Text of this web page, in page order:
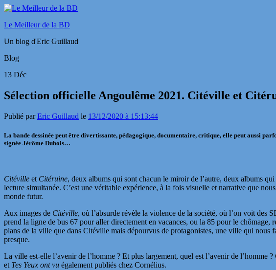
Le Meilleur de la BD
Un blog d'Eric Guillaud
Blog
13 Déc
Sélection officielle Angoulême 2021. Citéville et
Publié parEric Guillaud le 13/12/2020 à 15:13:44
La bande dessinée peut être divertissante, pédagogique, documentaire, critique, elle peut aussi
signée Jérôme Dubois…
Citéville et Citéruine, deux albums qui sont chacun le miroir de l’autre, deux albums
lecture simultanée. C’est une véritable expérience, à la fois visuelle et narrative que
monde futur.
Aux images de Citéville, où l’absurde révèle la violence de la société, où l’on voit des
prend la ligne de bus 67 pour aller directement en vacances, ou la 85 pour le chômage,
plans de la ville que dans Citéville mais dépourvus de protagonistes, une ville qui
presque.
La ville est-elle l’avenir de l’homme ? Et plus largement, quel est l’avenir de l’homme
et Tes Yeux ont vu également publiés chez Cornélius.